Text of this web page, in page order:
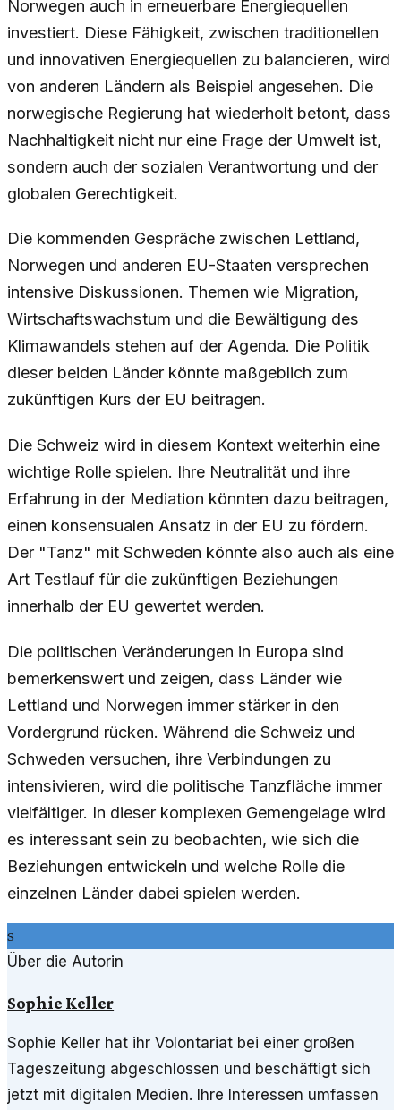
Norwegen auch in erneuerbare Energiequellen
investiert. Diese Fähigkeit, zwischen traditionellen
und innovativen Energiequellen zu balancieren, wird
von anderen Ländern als Beispiel angesehen. Die
norwegische Regierung hat wiederholt betont, dass
Nachhaltigkeit nicht nur eine Frage der Umwelt ist,
sondern auch der sozialen Verantwortung und der
globalen Gerechtigkeit.
Die kommenden Gespräche zwischen Lettland,
Norwegen und anderen EU-Staaten versprechen
intensive Diskussionen. Themen wie Migration,
Wirtschaftswachstum und die Bewältigung des
Klimawandels stehen auf der Agenda. Die Politik
dieser beiden Länder könnte maßgeblich zum
zukünftigen Kurs der EU beitragen.
Die Schweiz wird in diesem Kontext weiterhin eine
wichtige Rolle spielen. Ihre Neutralität und ihre
Erfahrung in der Mediation könnten dazu beitragen,
einen konsensualen Ansatz in der EU zu fördern.
Der "Tanz" mit Schweden könnte also auch als eine
Art Testlauf für die zukünftigen Beziehungen
innerhalb der EU gewertet werden.
Die politischen Veränderungen in Europa sind
bemerkenswert und zeigen, dass Länder wie
Lettland und Norwegen immer stärker in den
Vordergrund rücken. Während die Schweiz und
Schweden versuchen, ihre Verbindungen zu
intensivieren, wird die politische Tanzfläche immer
vielfältiger. In dieser komplexen Gemengelage wird
es interessant sein zu beobachten, wie sich die
Beziehungen entwickeln und welche Rolle die
einzelnen Länder dabei spielen werden.
S
Über die Autorin
Sophie Keller
Sophie Keller hat ihr Volontariat bei einer großen
Tageszeitung abgeschlossen und beschäftigt sich
jetzt mit digitalen Medien. Ihre Interessen umfassen